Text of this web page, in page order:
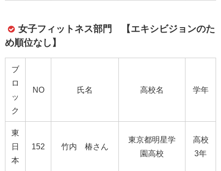
女子フィットネス部門 【エキシビジョンのた
め順位なし】
ブ
ロ
ッ
ク
NO 氏名 高校名 学年
東
日
本
152 竹内 椿さん
東京都明星学
園高校
高校
3年